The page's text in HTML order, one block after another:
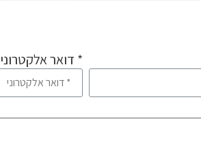
* דואר אלקטרוני